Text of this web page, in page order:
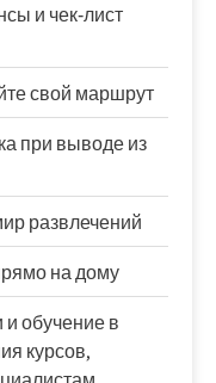
и чек‑лист
свой маршрут
при выводе из
развлечений
на дому
обучение в
курсов,